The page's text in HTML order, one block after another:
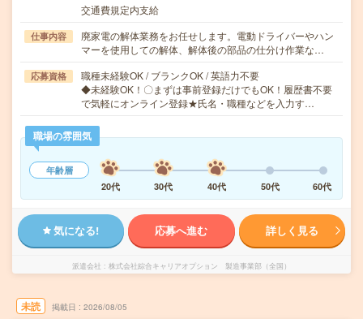
交通費規定内支給
仕事内容
廃家電の解体業務をお任せします。電動ドライバーやハン
マーを使用しての解体、解体後の部品の仕分け作業な…
応募資格
職種未経験OK / ブランクOK / 英語力不要
◆未経験OK！〇まずは事前登録だけでもOK！履歴書不要
で気軽にオンライン登録★氏名・職種などを入力す…
職場の雰囲気
年齢層
20代
30代 40代 50代 60代
気になる! 応募へ進む 詳しく見る
派遣会社 株式会社綜合キャリアオプション 製造事業部（全国）
未読 掲載日 2026/08/05